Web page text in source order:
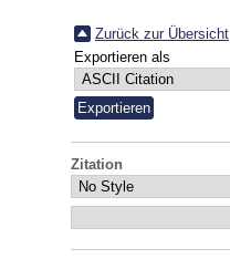
Zurück zur Übersicht
Exportieren als
Zitation